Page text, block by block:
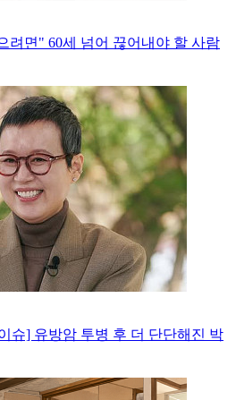
려면" 60세 넘어 끊어내야 할 사람
슈] 유방암 투병 후 더 단단해진 박